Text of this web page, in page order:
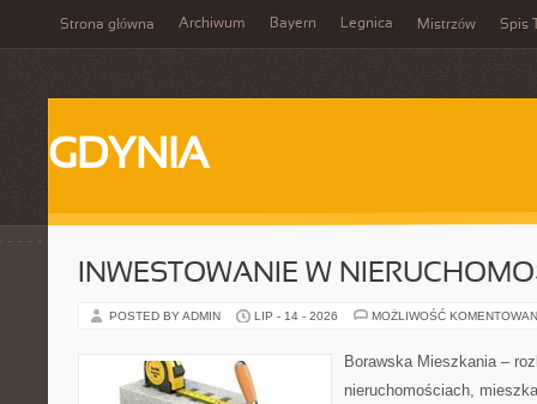
Strona główna Archiwum Bayern Legnica Mistrzów Spis
GDYNIA
INWESTOWANIE W
POSTED BY ADMIN LIP - 14 - 2026 MOŻLIWOŚĆ
Borawska Mieszkania –
nieruchomościach,